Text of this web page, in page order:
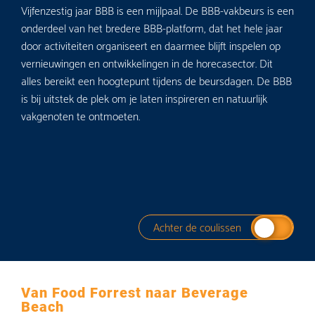
Vijfenzestig jaar BBB is een mijlpaal. De BBB-vakbeurs is een
onderdeel van het bredere BBB-platform, dat het hele jaar
door activiteiten organiseert en daarmee blijft inspelen op
vernieuwingen en ontwikkelingen in de horecasector. Dit
alles bereikt een hoogtepunt tijdens de beursdagen. De BBB
is bij uitstek de plek om je laten inspireren en natuurlijk
vakgenoten te ontmoeten.
Achter de coulissen
Als vaste AV-leverancier van MECC Maastricht mocht
Houben Souren meedenken over de audiovisuele invulling
van diverse beurselementen. Tijdens deze editie van de BBB
mochten we onze expertise inzetten op een aantal punten,
zo tekenden we voor de liveregistratie van de
kookdemonstraties en -wedstrijden. En creëerden we een
ware beleving voor bezoekers met het beeld, licht en geluid.
Voor de coulissen
Van Food Forrest naar Beverage
Beach